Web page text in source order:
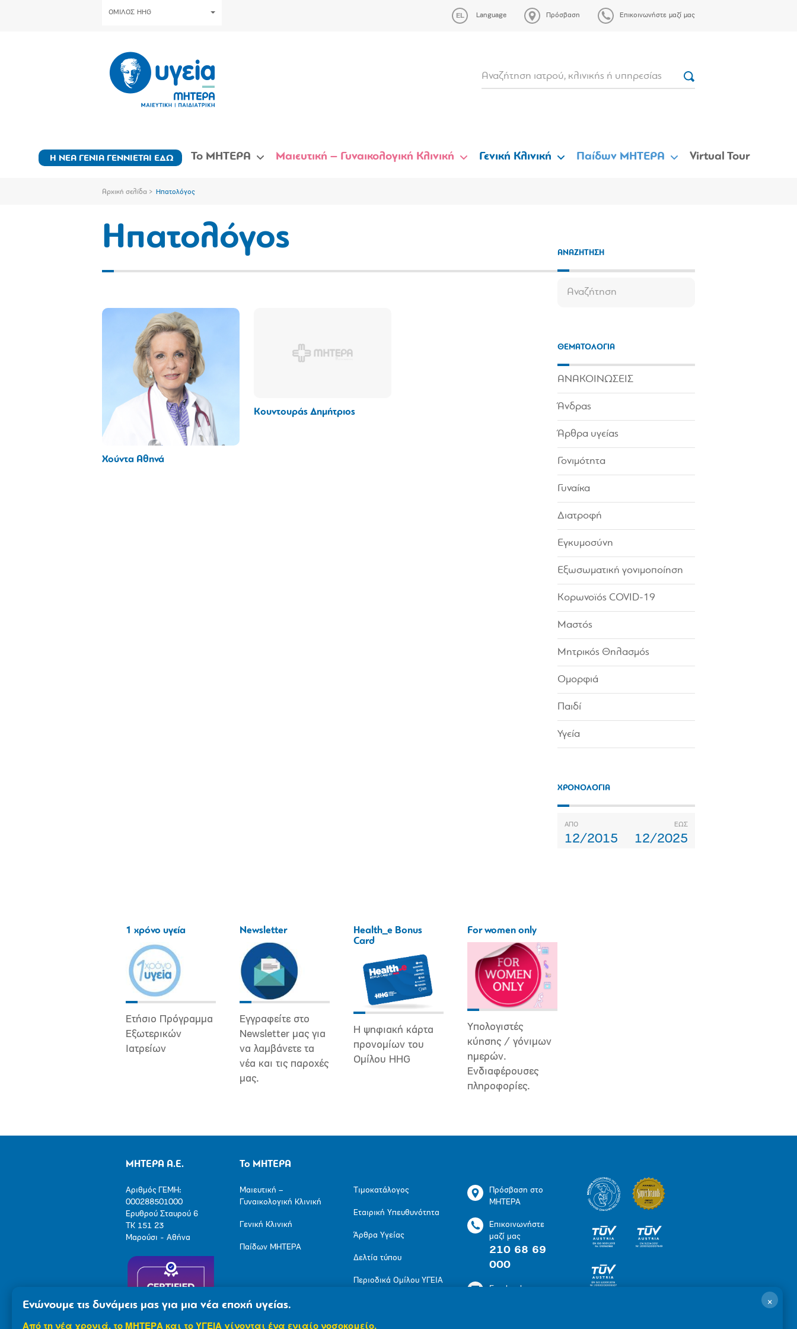
ΟΜΙΛΟΣ HHG Language Πρόσβαση Επικοινωνήστε μαζί μας
Η ΝΕΑ ΓΕΝΙΑ ΓΕΝΝΙΕΤΑΙ ΕΔΩ Το ΜΗΤΕΡΑ Μαιευτική – Γυναικολογική Κλινική Γενική Κλινική Παίδων ΜΗΤΕΡΑ Virtual Tour
Αρχική σελίδα Ηπατολόγος
Ηπατολόγος
Χούντα Αθηνά
Κουντουράς Δημήτριος
ΑΝΑΖΗΤΗΣΗ
ΘΕΜΑΤΟΛΟΓΙΑ
ΑΝΑΚΟΙΝΩΣΕΙΣ
Άνδρας
Άρθρα υγείας
Γονιμότητα
Γυναίκα
Διατροφή
Εγκυμοσύνη
Εξωσωματική γονιμοποίηση
Κορωνοϊός COVID-19
Μαστός
Μητρικός Θηλασμός
Ομορφιά
Παιδί
Υγεία
ΧΡΟΝΟΛΟΓΙΑ
ΑΠΟ
12/2015
ΕΩΣ
12/2025
1 χρόνο υγεία
Ετήσιο Πρόγραμμα
Εξωτερικών
Ιατρείων
Newsletter
Εγγραφείτε στο
Newsletter μας για
να λαμβάνετε τα
νέα και τις παροχές
μας.
Health_e Bonus
Card
Η ψηφιακή κάρτα
προνομίων του
Ομίλου HHG
For women only
Υπολογιστές
κύησης / γόνιμων
ημερών.
Ενδιαφέρουσες
πληροφορίες.
ΜΗΤΕΡΑ Α.Ε.
Αριθμός ΓΕΜΗ:
000288501000
Ερυθρού Σταυρού 6
ΤΚ 151 23
Μαρούσι - Αθήνα
Το ΜΗΤΕΡΑ
Μαιευτική –
Γυναικολογική Κλινική
Γενική Κλινική
Παίδων ΜΗΤΕΡΑ
Τιμοκατάλογος
Εταιρική Υπευθυνότητα
Άρθρα Υγείας
Δελτία τύπου
Περιοδικά Ομίλου ΥΓΕΙΑ
Δεδομένων
Πρόσβαση στο
ΜΗΤΕΡΑ
Επικοινωνήστε
μαζί μας
210 68 69
000
Facebook
×
Ενώνουμε τις δυνάμεις μας για μια νέα εποχή υγείας.
Από τη νέα χρονιά, το ΜΗΤΕΡΑ και το ΥΓΕΙΑ γίνονται ένα ενιαίο νοσοκομείο.